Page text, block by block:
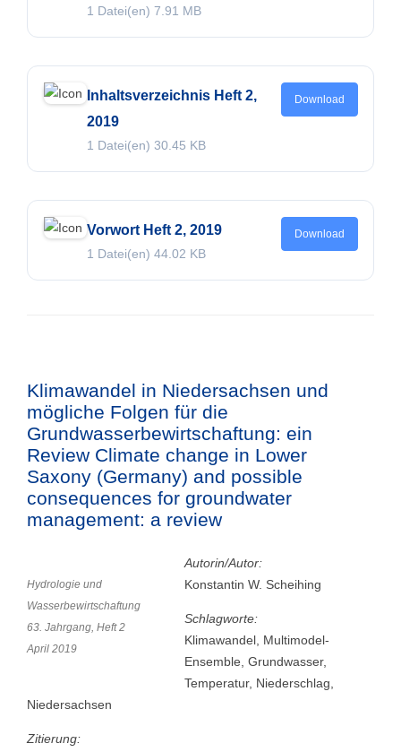
1 Datei(en) 7.91 MB
Inhaltsverzeichnis Heft 2,
2019
1 Datei(en) 30.45 KB
Download
Vorwort Heft 2, 2019
1 Datei(en) 44.02 KB
Download
Klimawandel in Niedersachsen und
mögliche Folgen für die
Grundwasserbewirtschaftung: ein
Review Climate change in Lower
Saxony (Germany) and possible
consequences for groundwater
management: a review
Hydrologie und
Wasserbewirtschaftung
63. Jahrgang, Heft 2
April 2019
Autorin/Autor:
Konstantin W. Scheihing
Schlagworte:
Klimawandel, Multimodel-
Ensemble, Grundwasser,
Temperatur, Niederschlag,
Niedersachsen
Zitierung: